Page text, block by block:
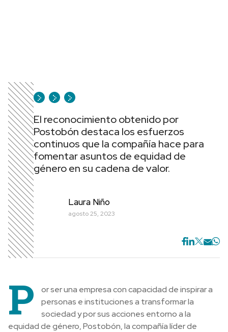
El reconocimiento obtenido por
Postobón destaca los esfuerzos
continuos que la compañía hace para
fomentar asuntos de equidad de
género en su cadena de valor.
Laura Niño
agosto 25, 2023
P
or ser una empresa con capacidad de inspirar a
personas e instituciones a transformar la
sociedad y por sus acciones entorno a la
equidad de género, Postobón, la compañía líder de